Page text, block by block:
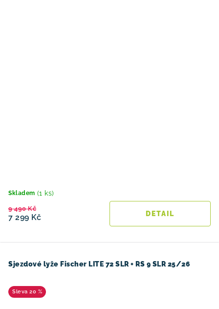
Skladem (1 ks)
7 299 Kč
9 490 Kč
Sjezdové lyže Fischer LITE 72 SLR + RS 9 SLR 25/26
20 %